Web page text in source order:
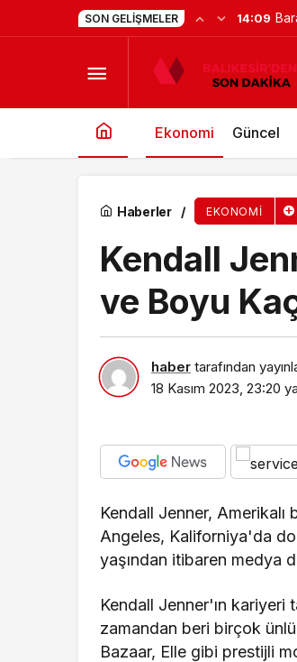
SON GELIŞMELER 13:59
Ekonomi Güncel
Haberler EKONOMI
Kendall
ve Boyu
haber tarafından
18 Kasım 2023, 23:20
Kendall Jenner,
Angeles, Kaliforniya'da
yaşından itibaren medya
Kendall Jenner'ın kariyeri
zamandan beri birçok
Bazaar, Elle gibi prestijli
Kendall Jenner Kimdir?
Gündem